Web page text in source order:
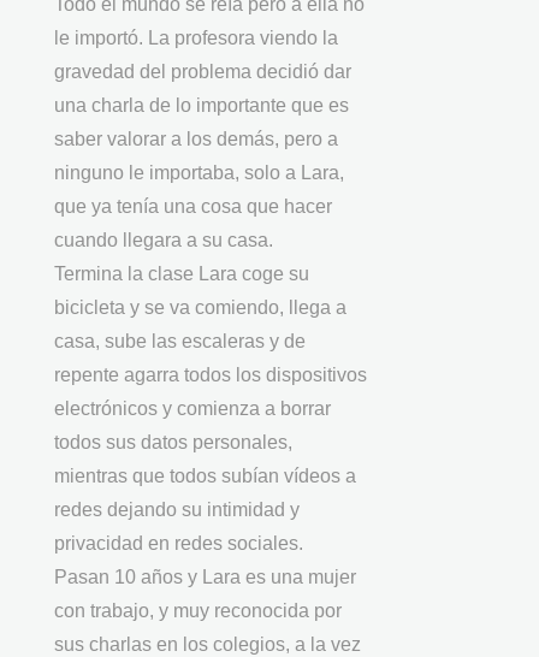
Todo el mundo se reía pero a ella no
le importó. La profesora viendo la
gravedad del problema decidió dar
una charla de lo importante que es
saber valorar a los demás, pero a
ninguno le importaba, solo a Lara,
que ya tenía una cosa que hacer
cuando llegara a su casa.
Termina la clase Lara coge su
bicicleta y se va comiendo, llega a
casa, sube las escaleras y de
repente agarra todos los dispositivos
electrónicos y comienza a borrar
todos sus datos personales,
mientras que todos subían vídeos a
redes dejando su intimidad y
privacidad en redes sociales.
Pasan 10 años y Lara es una mujer
con trabajo, y muy reconocida por
sus charlas en los colegios, a la vez